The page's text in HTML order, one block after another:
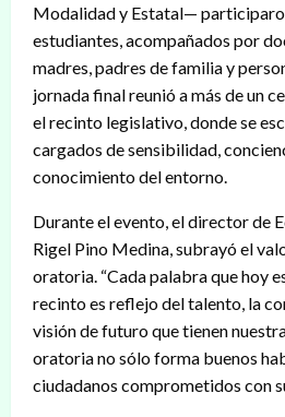
Modalidad y Estatal—
estudiantes, acompañados por
madres, padres de familia y
jornada final reunió a más de un
el recinto legislativo, donde se
cargados de sensibilidad,
conocimiento del entorno.
Durante el evento, el director de
Rigel Pino Medina, subrayó el
oratoria. “Cada palabra que hoy
recinto es reflejo del talento, la
visión de futuro que tienen
oratoria no sólo forma buenos
ciudadanos comprometidos con